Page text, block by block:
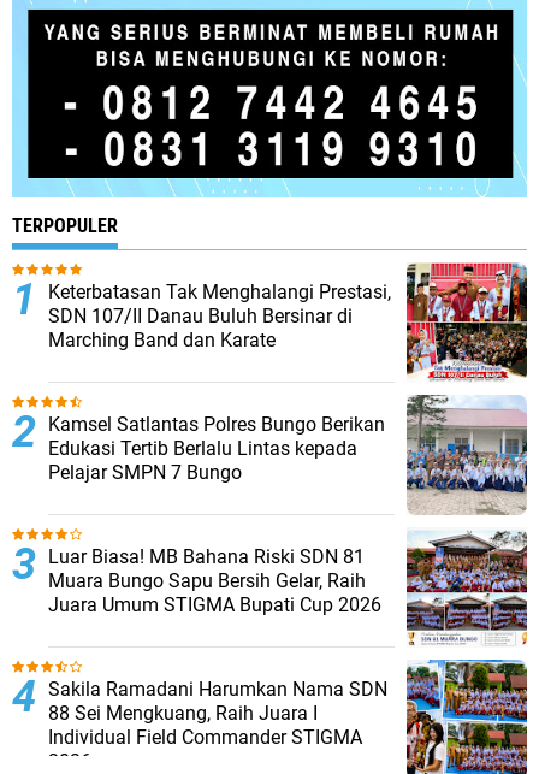
TERPOPULER
Keterbatasan Tak Menghalangi Prestasi,
SDN 107/II Danau Buluh Bersinar di
Marching Band dan Karate
Kamsel Satlantas Polres Bungo Berikan
Edukasi Tertib Berlalu Lintas kepada
Pelajar SMPN 7 Bungo
Luar Biasa! MB Bahana Riski SDN 81
Muara Bungo Sapu Bersih Gelar, Raih
Juara Umum STIGMA Bupati Cup 2026
Sakila Ramadani Harumkan Nama SDN
88 Sei Mengkuang, Raih Juara I
Individual Field Commander STIGMA
2026